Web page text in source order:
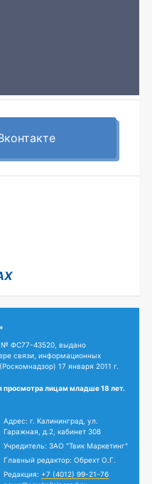
№ ФС77-43520, выдано
связи, информационных
17 января 2011 г.
просмотра лицам младше 18 лет.
Адрес: г. Калининград, ул.
Гаражная, д.2, кабинет 308
Учредитель: ЗАО "Твик Маркетинг"
Главный редактор: Обрехт О.Г.
Редакция: +7 (4012) 99-21-76